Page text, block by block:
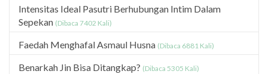
Intensitas Ideal Pasutri Berhubungan Intim Dalam
Sepekan (Dibaca 7402 Kali)
Faedah Menghafal Asmaul Husna (Dibaca 6881 Kali)
Benarkah Jin Bisa Ditangkap? (Dibaca 5305 Kali)